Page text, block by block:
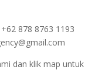
878 8763 1193
dan klik map untuk